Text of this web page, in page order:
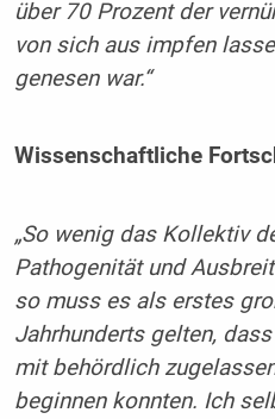
über 70 Prozent der
von sich aus impfen
genesen war.“
Wissenschaftliche
„So wenig das Kollektiv
Pathogenität und
so muss es als erstes
Jahrhunderts gelten,
mit behördlich
beginnen konnten. Ich